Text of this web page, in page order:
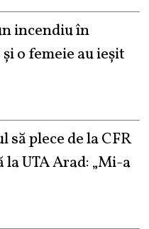
incendiu în
o femeie au ieșit
să plece de la CFR
la UTA Arad: „Mi-a